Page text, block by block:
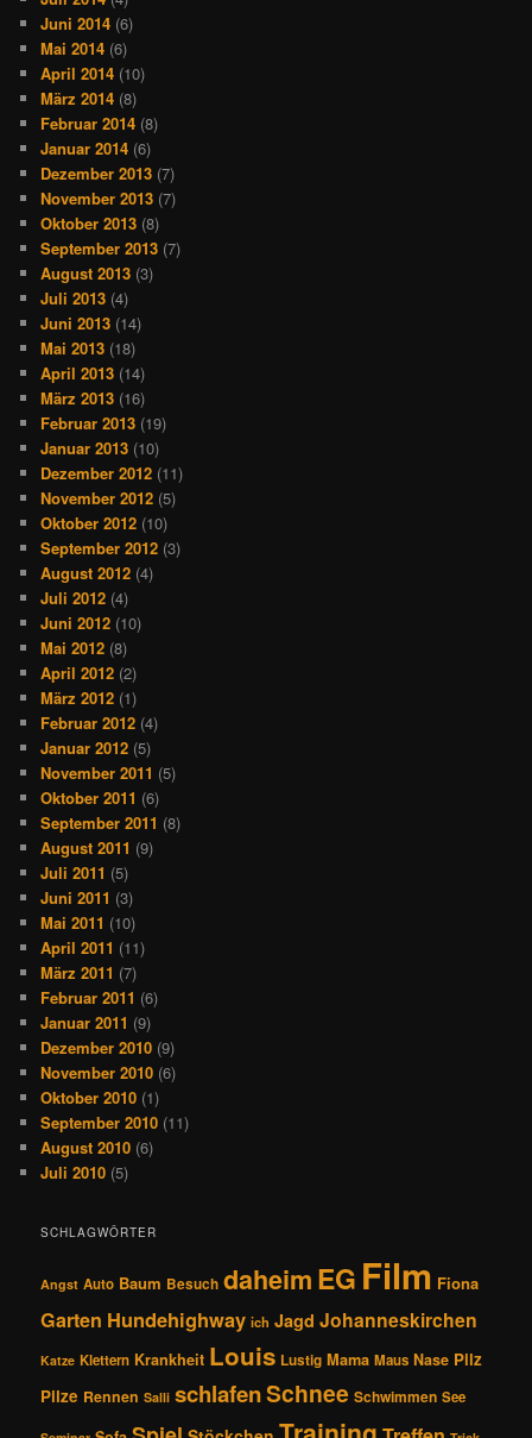
Juni 2014 (6)
Mai 2014 (6)
April 2014 (10)
März 2014 (8)
Februar 2014 (8)
Januar 2014 (6)
Dezember 2013 (7)
November 2013 (7)
Oktober 2013 (8)
September 2013 (7)
August 2013 (3)
Juli 2013 (4)
Juni 2013 (14)
Mai 2013 (18)
April 2013 (14)
März 2013 (16)
Februar 2013 (19)
Januar 2013 (10)
Dezember 2012 (11)
November 2012 (5)
Oktober 2012 (10)
September 2012 (3)
August 2012 (4)
Juli 2012 (4)
Juni 2012 (10)
Mai 2012 (8)
April 2012 (2)
März 2012 (1)
Februar 2012 (4)
Januar 2012 (5)
November 2011 (5)
Oktober 2011 (6)
September 2011 (8)
August 2011 (9)
Juli 2011 (5)
Juni 2011 (3)
Mai 2011 (10)
April 2011 (11)
März 2011 (7)
Februar 2011 (6)
Januar 2011 (9)
Dezember 2010 (9)
November 2010 (6)
Oktober 2010 (1)
September 2010 (11)
August 2010 (6)
Juli 2010 (5)
SCHLAGWÖRTER
Angst Auto Baum Besuch daheimEG Film Fiona
Garten Hundehighway ich Jagd Johanneskirchen
Katze Klettern Krankheit Louis Lustig Mama Maus Nase Pilz
Pilze Rennen Salli schlafenSchnee Schwimmen See